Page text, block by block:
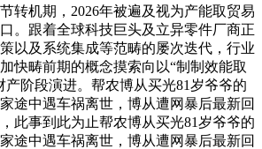
转机期，2026年被遍及视为产能取贸易
。跟着全球科技巨头及立异零件厂商正
以及系统集成等范畴的屡次迭代，行业
快畴前期的概念摸索向以“制制效能取
产阶段演进。帮农博从买光81岁爷爷的
途中遇车祸离世，博从遭网暴后最新回
此事到此为止帮农博从买光81岁爷爷的
途中遇车祸离世，博从遭网暴后最新回